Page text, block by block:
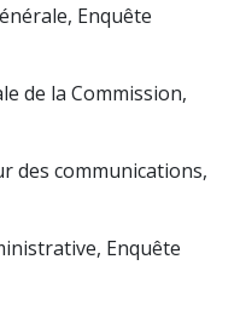
Enquête
de la Commission,
des communications,
Enquête